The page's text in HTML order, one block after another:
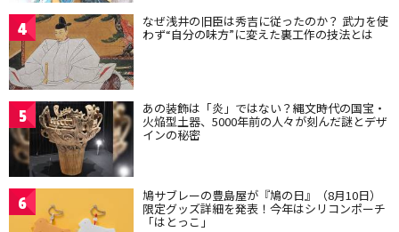
4 なぜ浅井の旧臣は秀吉に従ったのか？ 武力を使
わず“自分の味方”に変えた裏工作の技法とは
5 あの装飾は「炎」ではない？縄文時代の国宝・
火焔型土器、5000年前の人々が刻んだ謎とデザ
インの秘密
6 鳩サブレーの豊島屋が『鳩の日』（8月10日）
限定グッズ詳細を発表！今年はシリコンポーチ
「はとっこ」